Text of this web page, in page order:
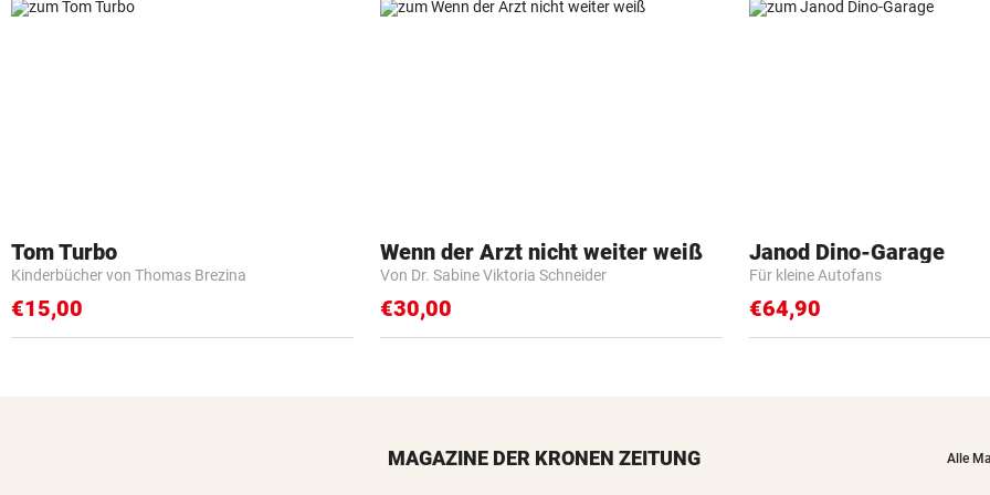
Tom Turbo
Kinderbücher von Thomas Brezina
€15,00
Wenn der Arzt nicht weiter weiß
Von Dr. Sabine Viktoria Schneider
€30,00
Janod Dino-Garage
Für kleine Autofans
€64,90
MAGAZINE DER KRONEN ZEITUNG Alle